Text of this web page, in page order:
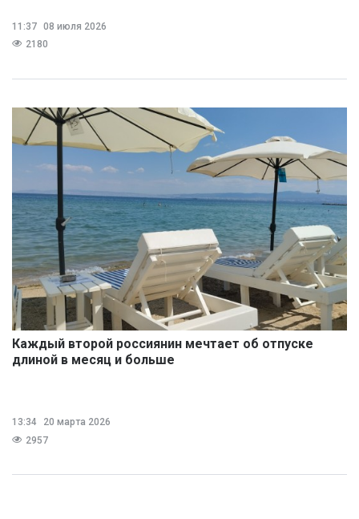
11:37 08 июля 2026
2180
Каждый второй россиянин мечтает об отпуске
длиной в месяц и больше
13:34
20 марта 2026
2957